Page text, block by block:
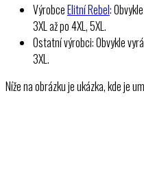
VýrobceElitní Rebel:
3XL až po 4XL, 5XL.
Ostatní výrobci: Obvykle
3XL.
Níže na obrázku je ukázka, kde je